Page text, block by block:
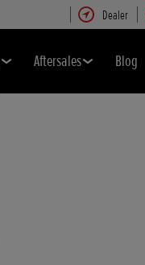
Dealer
Aftersales Blog